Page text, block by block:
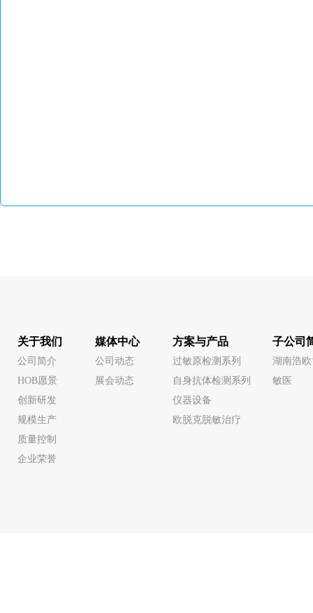
关于我们
公司简介
HOB愿景
创新研发
规模生产
质量控制
企业荣誉
媒体中心
公司动态
展会动态
方案与产品
过敏原检测系列
自身抗体检测系列
仪器设备
欧脱克脱敏治疗
子公司
湖南浩
敏医